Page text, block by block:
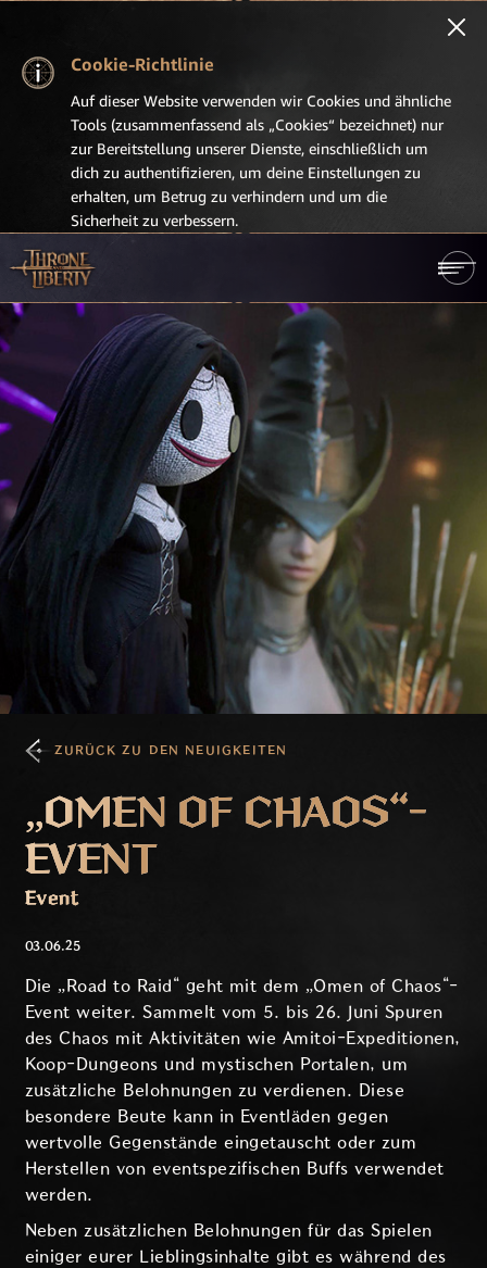
Cookie-Richtlinie
Auf dieser Website verwenden wir Cookies und ähnliche
Tools (zusammenfassend als „Cookies“ bezeichnet) nur
zur Bereitstellung unserer Dienste, einschließlich um
dich zu authentifizieren, um deine Einstellungen zu
erhalten, um Betrug zu verhindern und um die
Sicherheit zu verbessern.
ZURÜCK ZU DEN NEUIGKEITEN
„OMEN OF CHAOS“-
EVENT
Event
03.06.25
Die „Road to Raid“ geht mit dem „Omen of Chaos“-
Event weiter. Sammelt vom 5. bis 26. Juni Spuren
des Chaos mit Aktivitäten wie Amitoi-Expeditionen,
Koop-Dungeons und mystischen Portalen, um
zusätzliche Belohnungen zu verdienen. Diese
besondere Beute kann in Eventläden gegen
wertvolle Gegenstände eingetauscht oder zum
Herstellen von eventspezifischen Buffs verwendet
werden.
Neben zusätzlichen Belohnungen für das Spielen
einiger eurer Lieblingsinhalte gibt es während des